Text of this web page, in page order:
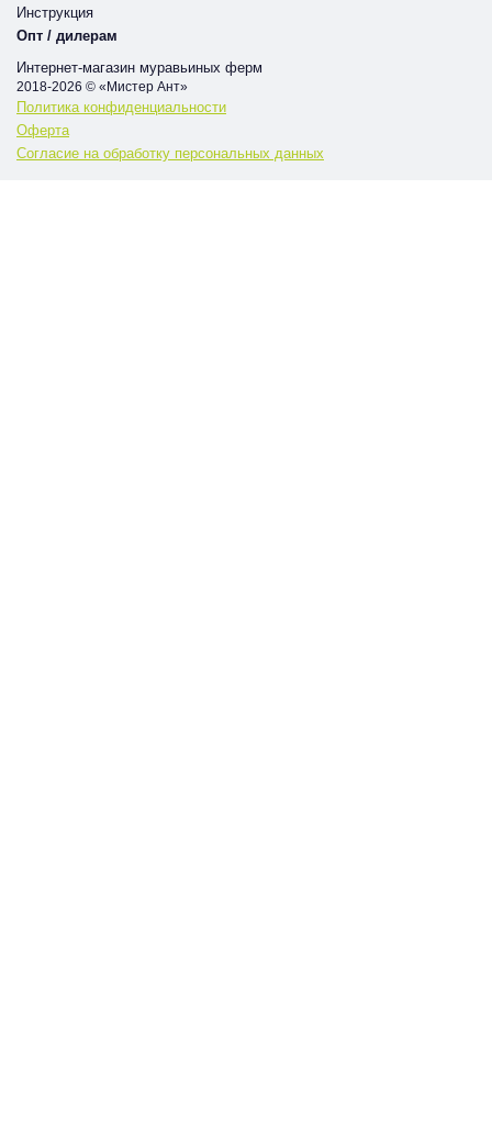
Интернет-магазин муравьиных ферм
2018-2026 © «Мистер Ант»
Политика конфиденциальности
Оферта
Согласие на обработку персональных данных
Инструкция
Опт / дилерам